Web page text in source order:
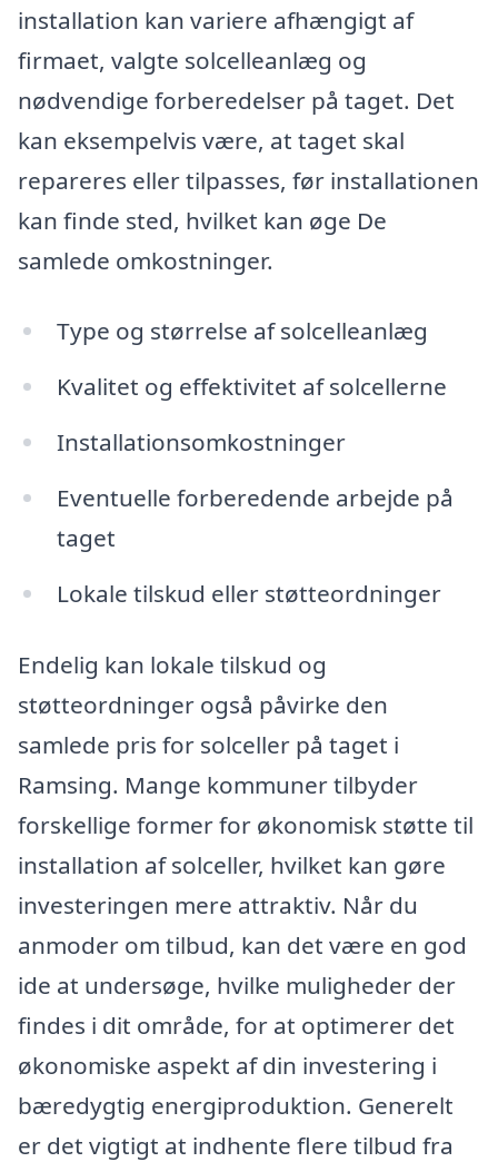
installation kan variere afhængigt af
firmaet, valgte solcelleanlæg og
nødvendige forberedelser på taget. Det
kan eksempelvis være, at taget skal
repareres eller tilpasses, før installationen
kan finde sted, hvilket kan øge De
samlede omkostninger.
Type og størrelse af solcelleanlæg
Kvalitet og effektivitet af solcellerne
Installationsomkostninger
Eventuelle forberedende arbejde på
taget
Lokale tilskud eller støtteordninger
Endelig kan lokale tilskud og
støtteordninger også påvirke den
samlede pris for solceller på taget i
Ramsing. Mange kommuner tilbyder
forskellige former for økonomisk støtte til
installation af solceller, hvilket kan gøre
investeringen mere attraktiv. Når du
anmoder om tilbud, kan det være en god
ide at undersøge, hvilke muligheder der
findes i dit område, for at optimerer det
økonomiske aspekt af din investering i
bæredygtig energiproduktion. Generelt
er det vigtigt at indhente flere tilbud fra